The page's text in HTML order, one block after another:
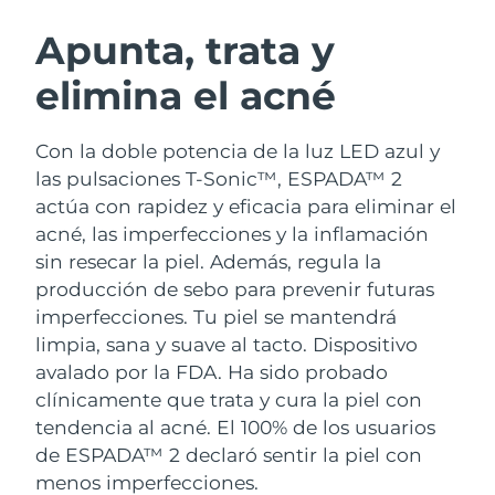
Apunta, trata y
elimina el acné
Con la doble potencia de la luz LED azul y
las pulsaciones T-Sonic™, ESPADA™ 2
actúa con rapidez y eficacia para eliminar el
acné, las imperfecciones y la inflamación
sin resecar la piel. Además, regula la
producción de sebo para prevenir futuras
imperfecciones. Tu piel se mantendrá
limpia, sana y suave al tacto. Dispositivo
avalado por la FDA. Ha sido probado
clínicamente que trata y cura la piel con
tendencia al acné. El 100% de los usuarios
de ESPADA™ 2 declaró sentir la piel con
menos imperfecciones.
LUNA™ 4 pack
Anti-aging massage
LUNA™ 4 Plus
Massage, LED heating
LUNA™ 4 Men
For men, anti-aging massage
BEAR™ 2 pack
Microcurrent toning
BEAR™ 2 go
Microcurrent toning on-the-go
BEAR™ 2 eyes & lips
Microcurrent line smoothing device
Hidratación
UFO™ 3 pack
Deep facial hydration
UFO™ 3 LED
Near-infrared and red light therapy
device
Cuidado bucal
issa™ 4
Hybrid silicone sonic toothbrush
issa™ 4 plus
Smart hybrid silicone sonic toothbrush
TRATAMIENTO ANTIEDAD FAQ™
Antiedad Tratamientos LED
NEW
Austria Entrega prevista
Baréin Entrega prevista
Bélgica
Bermudas Entrega prevista 17/08/2026
Bosnia y Herzegovina Entrega prevista14/08/2026
Brunéi Entrega prevista16/08/2026
Bulgaria Entrega prevista11/08/2026
Canadá Entrega prevista15/08/2026
Chile Entrega prevista15/08/2026